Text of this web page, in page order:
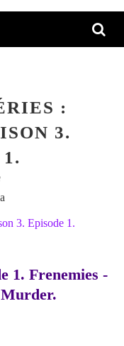
:
3.
1. Frenemies -